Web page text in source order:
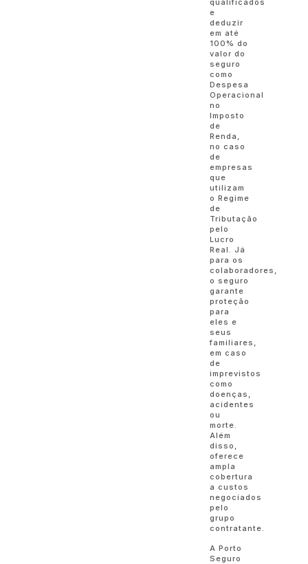
e
deduzir
em até
100% do
valor do
seguro
como
Despesa
Operacional
no
Imposto
de
Renda,
no caso
de
empresas
que
utilizam
o Regime
de
Tributação
pelo
Lucro
Real. Já
para os
colaboradores,
o seguro
garante
proteção
para
eles e
seus
familiares,
em caso
de
imprevistos
como
doenças,
acidentes
ou
morte.
Além
disso,
oferece
ampla
cobertura
a custos
negociados
pelo
grupo
contratante.
A Porto
Seguro